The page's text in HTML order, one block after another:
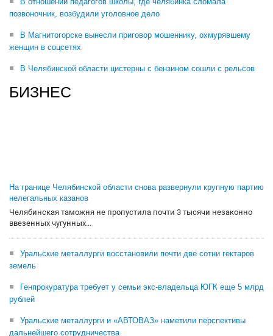
позвоночник, возбудили уголовное дело
В Магнитогорске вынесли приговор мошеннику, охмурявшему
женщин в соцсетях
В Челябинской области цистерны с бензином сошли с рельсов
БИЗНЕС
На границе Челябинской области снова развернули крупную партию
нелегальных казанов
Челябинская таможня не пропустила почти 3 тысячи незаконно
ввезенных чугунных...
Уральские металлурги восстановили почти две сотни гектаров
земель
Генпрокуратура требует у семьи экс-владельца ЮГК еще 5 млрд
рублей
Уральские металлурги и «АВТОВАЗ» наметили перспективы
дальнейшего сотрудничества